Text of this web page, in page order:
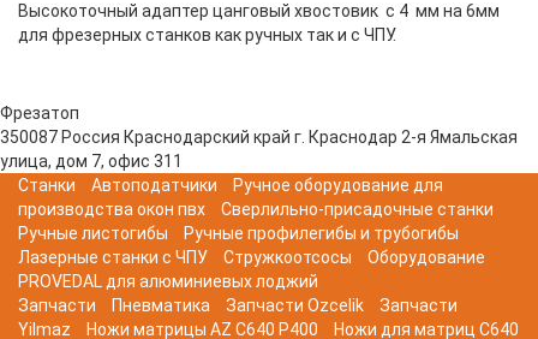
Высокоточный адаптер цанговый хвостовик с 4 мм на 6мм
для фрезерных станков как ручных так и с ЧПУ.
Фрезатоп
350087 Россия Краснодарский край г. Краснодар 2-я Ямальская
улица, дом 7, офис 311
Станки
Автоподатчики
Ручное оборудование для
производства окон пвх
Сверлильно-присадочные станки
Ручные листогибы
Ручные профилегибы и трубогибы
Лазерные станки с ЧПУ
Стружкоотсосы
Оборудование
PROVEDAL для алюминиевых лоджий
Запчасти
Пневматика Запчасти Ozcelik
Запчасти
Yilmaz
Ножи матрицы AZ C640 P400 Ножи для матриц C640